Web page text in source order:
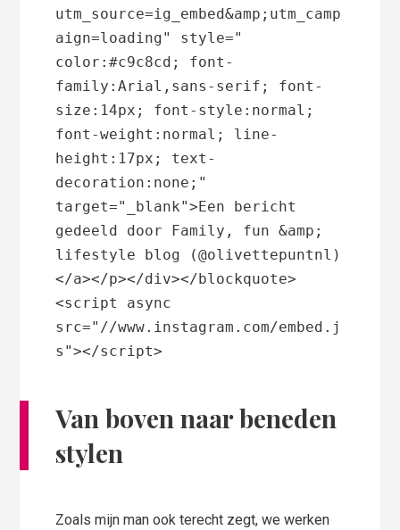
utm_source=ig_embed&amp;utm_camp
aign=loading" style="
color:#c9c8cd; font-
family:Arial,sans-serif; font-
size:14px; font-style:normal;
font-weight:normal; line-
height:17px; text-
decoration:none;"
target="_blank">Een bericht
gedeeld door Family, fun &amp;
lifestyle blog (@olivettepuntnl)
</a></p></div></blockquote>
<script async
src="//www.instagram.com/embed.j
s"></script>
Van boven naar beneden
stylen
Zoals mijn man ook terecht zegt, we werken